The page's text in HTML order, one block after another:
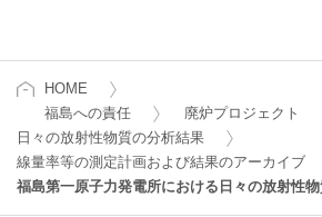
HOME
福島への責任
廃炉プロジェクト
日々の放射性物質の分析結果
線量率等の測定計画および結果のアーカイブ
福島第一原子力発電所における日々の放射性